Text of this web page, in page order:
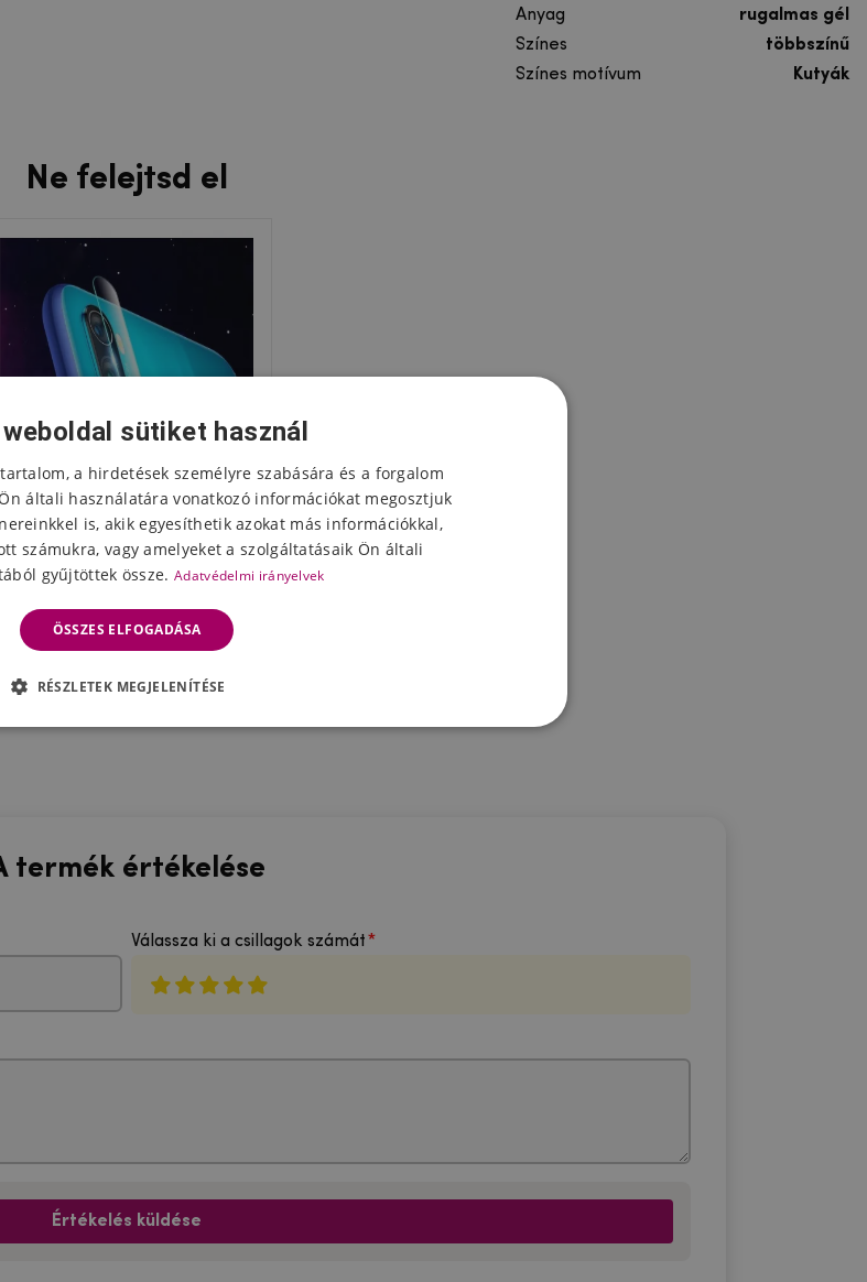
Anyag
rugalmas gél
Színes
többszínű
Színes motívum
Kutyák
Ne felejtsd el
Edzett üveg kamera lencse a
Xiaomi Redmi Note 8-hoz
2361 FtKészleten
termék értékelése
Válassza ki a csillagok számát
Értékelés küldése
weboldal sütiket használ
a hirdetések személyre szabására és a forgalom
általi használatára vonatkozó információkat megosztjuk
is, akik egyesíthetik azokat más információkkal,
számukra, vagy amelyeket a szolgáltatásaik Ön általi
gyűjtöttek össze. Adatvédelmi irányelvek
ÖSSZES ELFOGADÁSA
RÉSZLETEK MEGJELENÍTÉSE